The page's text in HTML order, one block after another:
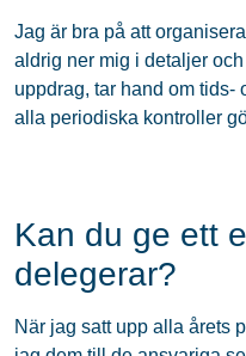
Jag är bra på att
aldrig ner mig i detaljer
uppdrag, tar hand om tids-
alla periodiska kontroller
Kan du ge ett
delegerar?
När jag satt upp alla årets